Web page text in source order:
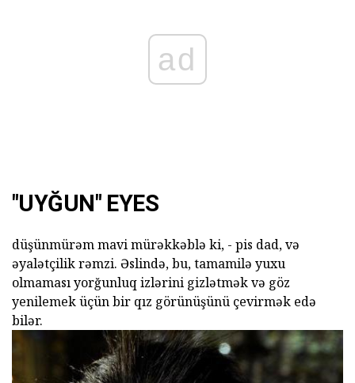
ad
"UYĞUN" EYES
düşünmürəm mavi mürəkkəblə ki, - pis dad, və
əyalətçilik rəmzi. Əslində, bu, tamamilə yuxu
olmaması yorğunluq izlərini gizlətmək və göz
yenilemek üçün bir qız görünüşünü çevirmək edə
bilər.